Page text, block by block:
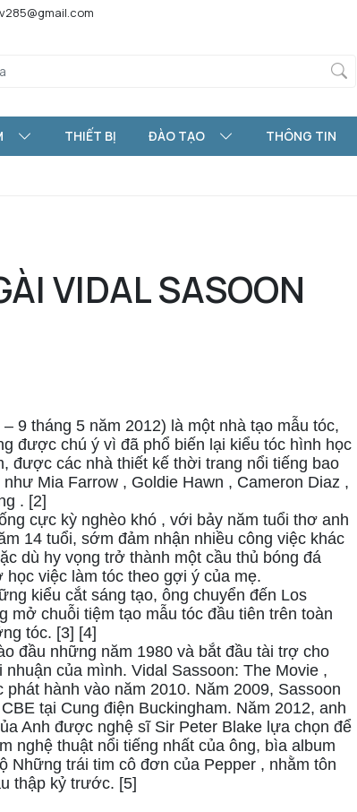
THIẾT BỊ ĐÀO TẠO THÔNG TIN
VIDAL SASOON
9 tháng 5 năm 2012) là một nhà tạo mẫu tóc,
được chú ý vì đã phổ biến lại kiểu tóc hình học
được các nhà thiết kế thời trang nổi tiếng bao
Mia Farrow , Goldie Hawn , Cameron Diaz ,
. [2]
cực kỳ nghèo khó , với bảy năm tuổi thơ anh
14 tuổi, sớm đảm nhận nhiều công việc khác
dù hy vọng trở thành một cầu thủ bóng đá
việc làm tóc theo gợi ý của mẹ.
kiểu cắt sáng tạo, ông chuyển đến Los
mở chuỗi tiệm tạo mẫu tóc đầu tiên trên toàn
tóc. [3] [4]
đầu những năm 1980 và bắt đầu tài trợ cho
của mình. Vidal Sassoon: The Movie ,
hành vào năm 2010. Năm 2009, Sassoon
tại Cung điện Buckingham. Năm 2012, anh
Anh được nghệ sĩ Sir Peter Blake lựa chọn để
nghệ thuật nổi tiếng nhất của ông, bìa album
Những trái tim cô đơn của Pepper , nhằm tôn
thập kỷ trước. [5]